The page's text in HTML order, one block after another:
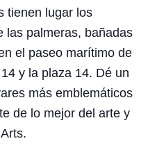
tienen lugar los
las palmeras, bañadas
el paseo marítimo de
y la plaza 14. Dé un
más emblemáticos
de lo mejor del arte y